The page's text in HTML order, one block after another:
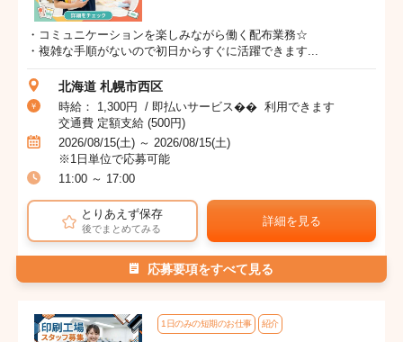
・コミュニケーションを楽しみながら働く配布業務☆
・複雑な手順がないので初日からすぐに活躍できます...
北海道 札幌市西区
時給： 1,300円 / 即払いサービス�� 利用できます
交通費 定額支給 (500円)
2026/08/15(土) ～ 2026/08/15(土)
※1日単位で応募可能
11:00 ～ 17:00
とりあえず保存
後でまとめてみる
詳細を見る
応募要項をすべて見る
1日のみの短期のお仕事 紹介